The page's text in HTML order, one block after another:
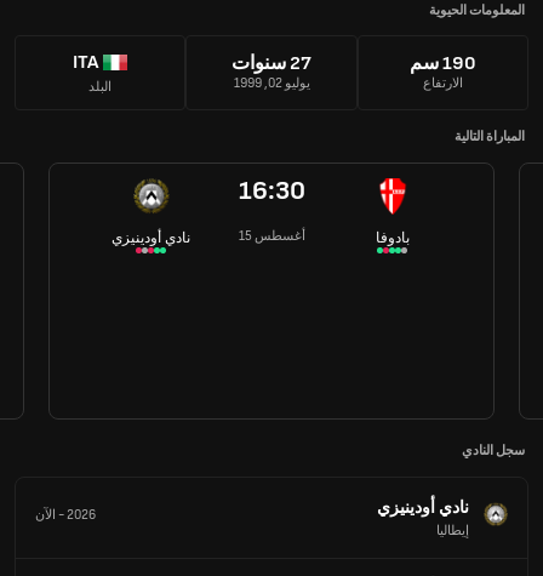
المعلومات الحيوية
190 سم
الارتفاع
27 سنوات
يوليو 02, 1999
ITA
البلد
المباراة التالية
نادي أودينيزي
16:30
15 أغسطس بادوفا
سجل النادي
نادي أودينيزي
إيطاليا
2026
- الآن